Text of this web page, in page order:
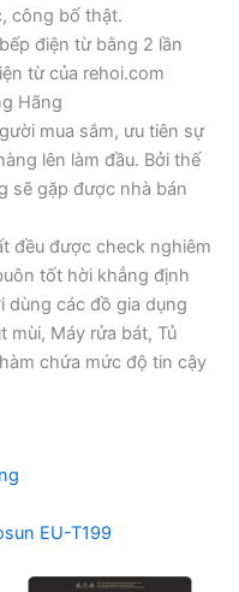
công bố thật.
điện từ bằng 2 lần
từ của rehoi.com
Hãng
mua sắm, ưu tiên sự
lên làm đầu. Bởi thế
sẽ gặp được nhà bán
đều được check nghiêm
tốt hời khẳng định
dùng các đồ gia dụng
mùi, Máy rửa bát, Tủ
chứa mức độ tin cậy
EU-T199